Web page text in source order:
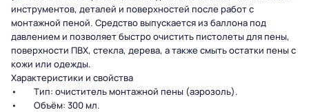
инструментов, деталей и поверхностей после работ с
монтажной пеной. Средство выпускается из баллона под
давлением и позволяет быстро очистить пистолеты для пены,
поверхности ПВХ, стекла, дерева, а также смыть остатки пены с
кожи или одежды.
Характеристики и свойства
• Тип: очиститель монтажной пены (аэрозоль).
• Объём: 300 мл.